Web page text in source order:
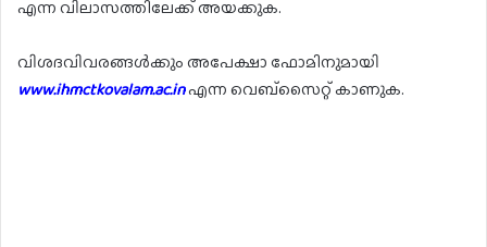
എന്ന വിലാസത്തിലേക്ക് അയക്കുക.
വിശദവിവരങ്ങൾക്കും അപേക്ഷാ ഫോമിനുമായി
www.ihmctkovalam.ac.inഎന്ന വെബ്സൈറ്റ് കാണുക.